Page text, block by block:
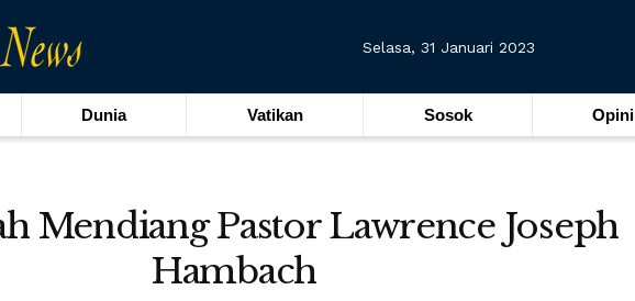
Selasa, 31 Januari 2023
Dunia Vatikan Sosok Opini
Mendiang Pastor Lawrence Joseph
Hambach